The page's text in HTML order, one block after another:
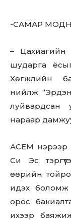
-САМАР
– Цахиагийн
шударга
Хөгжлийн
нийлж
луйвардсан
нараар
АСЕМ нэрээр
Си Эс
өөрийн
идэх боломж
орос
ихээр